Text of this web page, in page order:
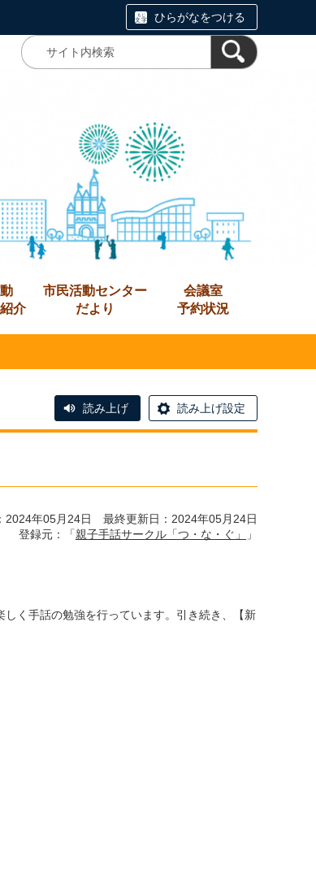
ひらがなをつける
介
市民活動センター
だより
会議室
予約状況
読み上げ 読み上げ設定
2024年05月24日 最終更新日：2024年05月24日
登録元：「親子手話サークル「つ・な・ぐ」 」
く手話の勉強を行っています。引き続き、【新